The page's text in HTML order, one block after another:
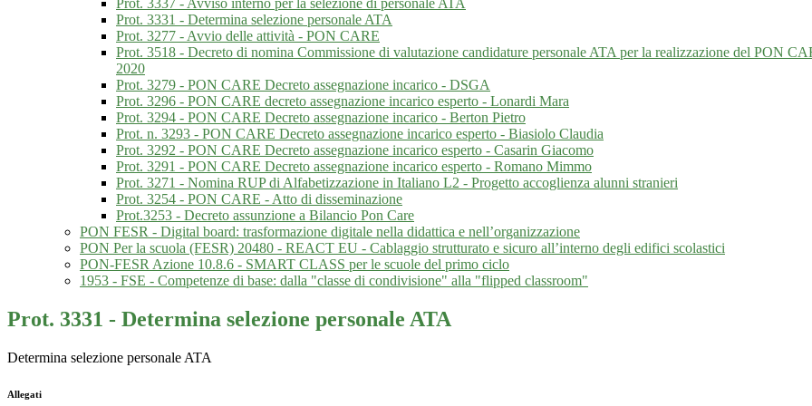
Prot. 3337 - Avviso interno per la selezione di personale ATA
Prot. 3331 - Determina selezione personale ATA
Prot. 3277 - Avvio delle attività - PON CARE
Prot. 3518 - Decreto di nomina Commissione di valutazione candidature personale ATA per la realizzazione del PON
2020
Prot. 3279 - PON CARE Decreto assegnazione incarico - DSGA
Prot. 3296 - PON CARE decreto assegnazione incarico esperto - Lonardi Mara
Prot. 3294 - PON CARE Decreto assegnazione incarico - Berton Pietro
Prot. n. 3293 - PON CARE Decreto assegnazione incarico esperto - Biasiolo Claudia
Prot. 3292 - PON CARE Decreto assegnazione incarico esperto - Casarin Giacomo
Prot. 3291 - PON CARE Decreto assegnazione incarico esperto - Romano Mimmo
Prot. 3271 - Nomina RUP di Alfabetizzazione in Italiano L2 - Progetto accoglienza alunni stranieri
Prot. 3254 - PON CARE - Atto di disseminazione
Prot.3253 - Decreto assunzione a Bilancio Pon Care
PON FESR - Digital board: trasformazione digitale nella didattica e nell’organizzazione
PON Per la scuola (FESR) 20480 - REACT EU - Cablaggio strutturato e sicuro all’interno degli edifici scolastici
PON-FESR Azione 10.8.6 - SMART CLASS per le scuole del primo ciclo
1953 - FSE - Competenze di base: dalla "classe di condivisione" alla "flipped classroom"
Prot. 3331 - Determina selezione personale ATA
Determina selezione personale ATA
Allegati